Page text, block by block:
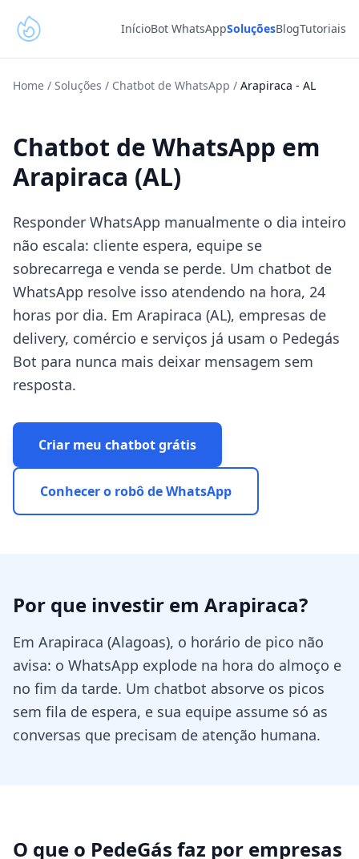
InícioBot WhatsAppSoluçõesBlogTutoriais
Home / Soluções / Chatbot de WhatsApp / Arapiraca - AL
Chatbot de WhatsApp em
Arapiraca (AL)
Responder WhatsApp manualmente o dia inteiro
não escala: cliente espera, equipe se
sobrecarrega e venda se perde. Um chatbot de
WhatsApp resolve isso atendendo na hora, 24
horas por dia. Em Arapiraca (AL), empresas de
delivery, comércio e serviços já usam o Pedegás
Bot para nunca mais deixar mensagem sem
resposta.
Criar meu chatbot grátis
Conhecer o robô de WhatsApp
Por que investir em Arapiraca?
Em Arapiraca (Alagoas), o horário de pico não
avisa: o WhatsApp explode na hora do almoço e
no fim da tarde. Um chatbot absorve os picos
sem fila de espera, e sua equipe assume só as
conversas que precisam de atenção humana.
O que o PedeGás faz por empresas